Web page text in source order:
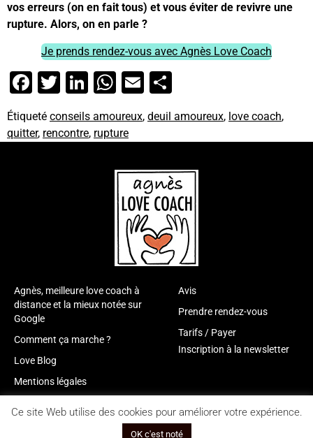
vos erreurs (on en fait tous) et vous éviter de revivre une
rupture. Alors, on en parle ?
Je prends rendez-vous avec Agnès Love Coach
Facebook
Twitter
LinkedIn
WhatsApp
Email
Étiqueté conseils amoureux, deuil amoureux, love coach,
quitter, rencontre, rupture
Agnès, meilleure love coach à
distance et la mieux notée sur
Google
Comment ça marche ?
Love Blog
Mentions légales
Avis
Prendre rendez-vous
Tarifs / Payer
Inscription à la newsletter
Copyright © 2026 Agnès Love coach |Site réalisé par Web in Com
Ce site Web utilise des cookies pour améliorer votre expérience.
OK c'est noté